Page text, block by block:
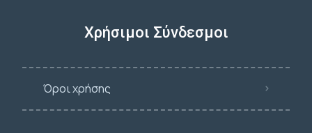
Χρήσιμοι Σύνδεσμοι
Όροι χρήσης